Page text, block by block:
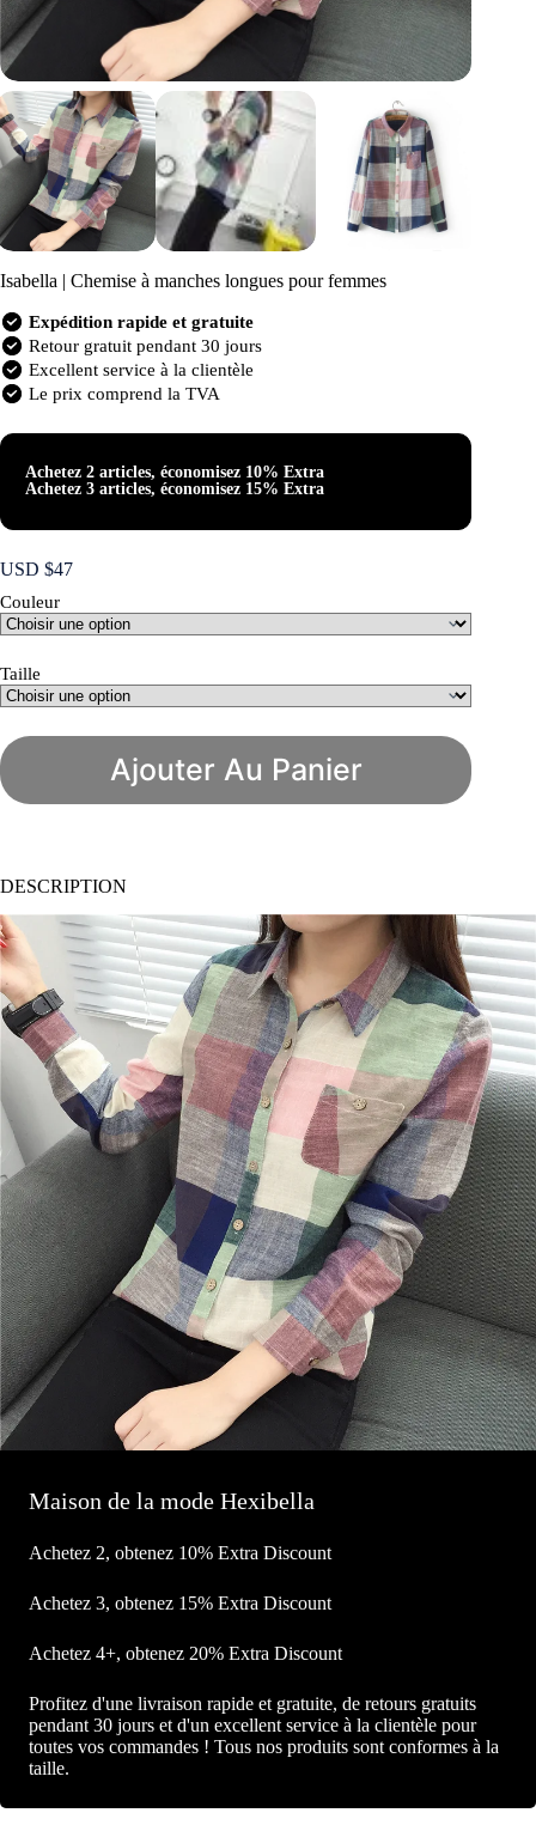
Isabella | Chemise à manches longues pour femmes
Expédition rapide et gratuite
Retour gratuit pendant 30 jours
Excellent service à la clientèle
Le prix comprend la TVA
Achetez 2 articles, économisez 10% Extra
Achetez 3 articles, économisez 15% Extra
USD $47
Couleur
Taille
Ajouter Au Panier
DESCRIPTION
Maison de la mode Hexibella
Achetez 2, obtenez 10% Extra Discount
Achetez 3, obtenez 15% Extra Discount
Achetez 4+, obtenez 20% Extra Discount
Profitez d'une livraison rapide et gratuite, de retours gratuits
pendant 30 jours et d'un excellent service à la clientèle pour
toutes vos commandes ! Tous nos produits sont conformes à la
taille.